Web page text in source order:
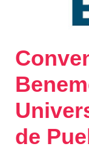
de